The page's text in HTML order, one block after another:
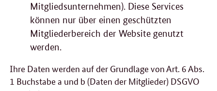
Mitgliedsunternehmen). Diese Services
können nur über einen geschützten
Mitgliederbereich der Website genutzt
werden.
Ihre Daten werden auf der Grundlage von Art. 6 Abs.
1 Buchstabe a und b (Daten der Mitglieder) DSGVO